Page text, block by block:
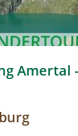
-
Amertal -